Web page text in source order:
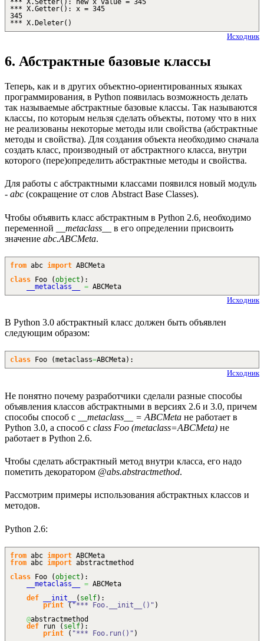
*** X.Setter(): new x value = 345
*** X.Getter(): x = 345
345
*** X.Deleter()
Исходник
6. Абстрактные базовые классы
Теперь, как и в других объектно-ориентированных языках
программирования, в Python появилась возможность делать
так называемые абстрактные базовые классы. Так называются
классы, по которым нельзя сделать объекты, потому что в них
не реализованы некоторые методы или свойства (абстрактные
методы и свойства). Для создания объекта необходимо сначала
создать класс, производный от абстрактного класса, внутри
которого (пере)определить абстрактные методы и свойства.
Для работы с абстрактными классами появился новый модуль
- abc (сокращение от слов Abstract Base Classes).
Чтобы объявить класс абстрактным в Python 2.6, необходимо
переменной
__metaclass__ в его определении присвоить
значение abc.ABCMeta.
from abc import ABCMeta
class Foo (object ) :
__metaclass__
= ABCMeta
Исходник
В Python 3.0 абстрактный класс должен быть объявлен
следующим образом:
class Foo (metaclass=ABCMeta) :
Исходник
Не понятно почему разработчики сделали разные способы
объявления классов абстрактными в версиях 2.6 и 3.0, причем
способы способ с
__metaclass__ = ABCMeta не работает в
Python 3.0, а способ с class Foo (metaclass=ABCMeta) не
работает в Python 2.6.
Чтобы сделать абстрактный метод внутри класса, его надо
пометить декоратором @abs.abstractmethod.
Рассмотрим примеры использования абстрактных классов и
методов.
Python 2.6:
from abc import ABCMeta
from abc import abstractmethod
class Foo (object ) :
__metaclass__
= ABCMeta
def
__init__ ( self) :
print ("*** Foo.__init__()" )
@abstractmethod
def run ( self) :
print
( "*** Foo.run()" )